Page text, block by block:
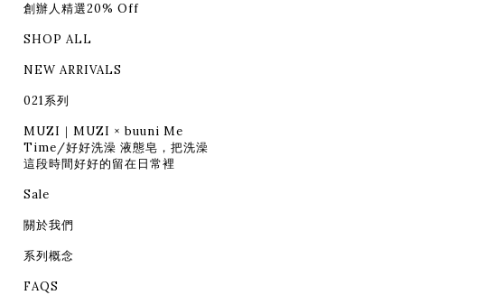
創辦人精選20% Off
SHOP ALL
NEW ARRIVALS
021系列
MUZI｜MUZI × buuni Me
Time/好好洗澡 液態皂，把洗澡
這段時間好好的留在日常裡
Sale
關於我們
系列概念
FAQS